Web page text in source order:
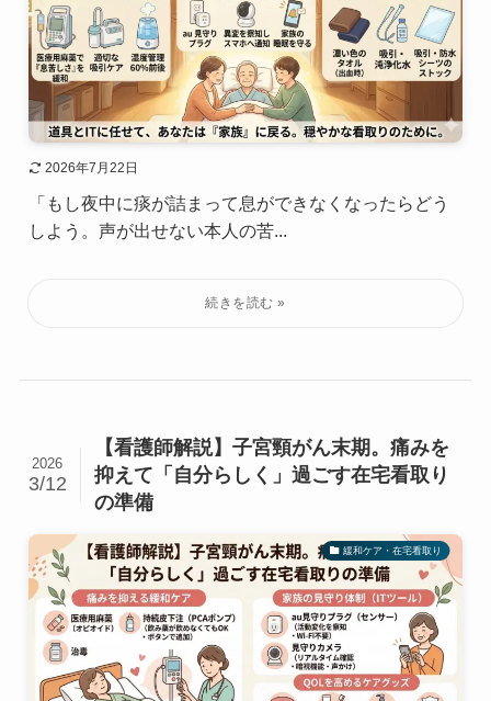
2026年7月22日
「もし夜中に痰が詰まって息ができなくなったらどう
しよう。声が出せない本人の苦...
【看護師解説】子宮頸がん末期。痛みを
抑えて「自分らしく」過ごす在宅看取り
の準備
2026
3/12
緩和ケア・在宅看取り